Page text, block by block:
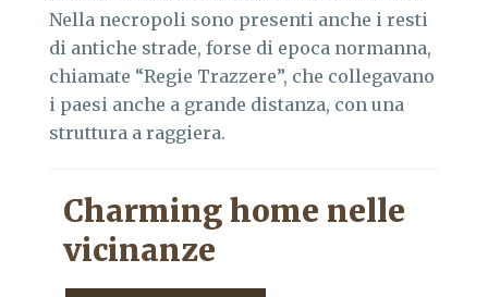
Nella necropoli sono presenti anche i resti
di antiche strade, forse di epoca normanna,
chiamate “Regie Trazzere”, che collegavano
i paesi anche a grande distanza, con una
struttura a raggiera.
Charming home nelle
vicinanze